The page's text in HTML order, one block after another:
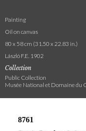
Painting
Oil on canvas
80 x 58 cm (31.50 x 22.83 in.)
László F.E. 1902
Collection
Public Collection
Musée National et Domaine du